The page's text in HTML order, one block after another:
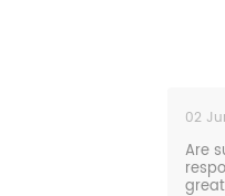
01
Our
our